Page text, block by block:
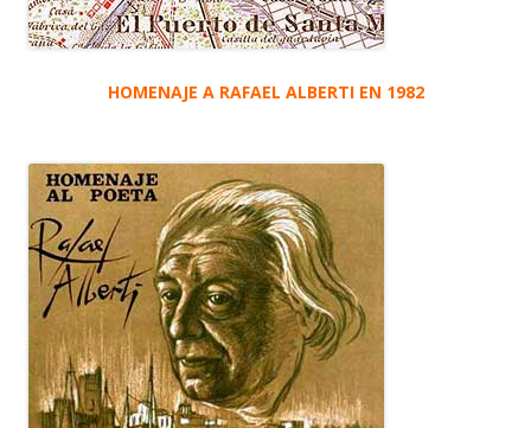
HOMENAJE A RAFAEL ALBERTI EN 1982